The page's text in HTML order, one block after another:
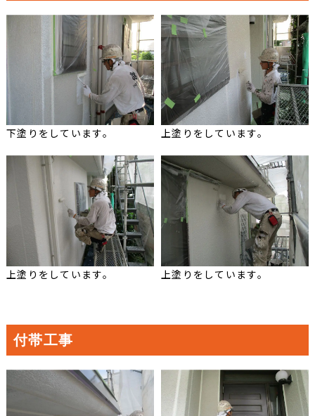
下塗りをしています。 上塗りをしています。
上塗りをしています。 上塗りをしています。
付帯工事